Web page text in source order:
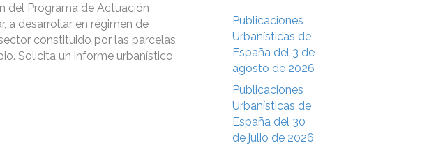
del Programa de Actuación
a desarrollar en régimen de
constituido por las parcelas
Solicita un informe urbanístico
Publicaciones
Urbanísticas de
España del 3 de
agosto de 2026
Publicaciones
Urbanísticas de
España del 30
de julio de 2026